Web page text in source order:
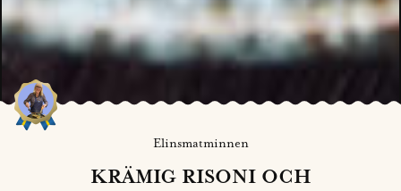
Elinsmatminnen
KRÄMIG RISONI OCH